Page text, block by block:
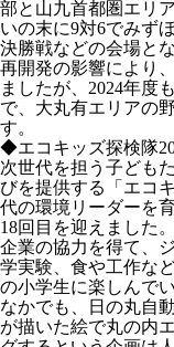
部と山九首都圏エリ
いの末に9対6でみず
決勝戦などの会場と
再開発の影響により
ましたが、2024年度
で、大丸有エリアの
す。
◆エコキッズ探検隊
次世代を担う子ども
びを提供する「エコ
代の環境リーダーを
18回目を迎えました
企業の協力を得て、
学実験、食や工作な
の小学生に楽しんで
なかでも、日の丸自
が描いた絵で丸の内